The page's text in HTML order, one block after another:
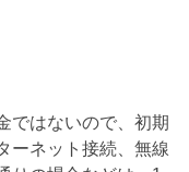
ではないので、初期
ーネット接続、無線